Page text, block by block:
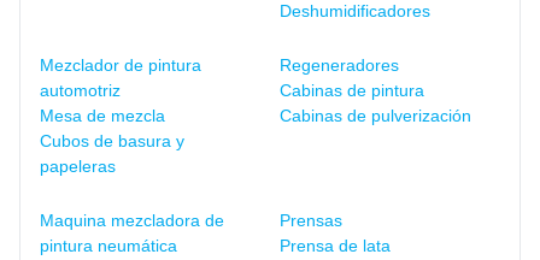
Deshumidificadores
Mezclador de pintura
automotriz
Mesa de mezcla
Cubos de basura y
papeleras
Regeneradores
Cabinas de pintura
Cabinas de pulverización
Maquina mezcladora de
pintura neumática
Prensas
Prensa de lata